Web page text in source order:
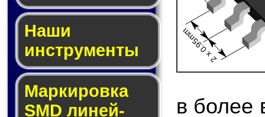
Наши
инструменты
Маркировка
SMD ли­ней­
2 x 0.95mm
в более